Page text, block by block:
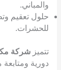
والمباني.
حلول تعقيم
للحشرات.
تتميز شركة
دورية